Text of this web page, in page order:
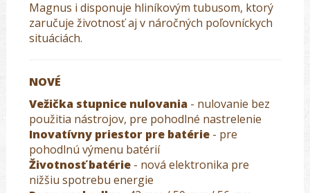
Magnus i disponuje hliníkovým tubusom, ktorý
zaručuje životnosť aj v náročných poľovníckych
situáciách.
NOVÉ
Vežička stupnice nulovania - nulovanie bez
použitia nástrojov, pre pohodlné nastrelenie
Inovatívny priestor pre batérie - pre
pohodlnú výmenu batérií
Životnosť batérie - nová elektronika pre
nižšiu spotrebu energie